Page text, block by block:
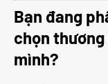
Bạn đang
chọn
mình?